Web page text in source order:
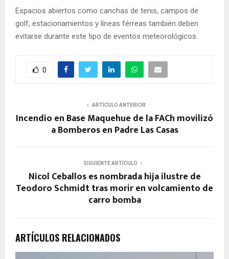
Espacios abiertos como canchas de tenis, campos de
golf, estacionamientos y líneas férreas también deben
evitarse durante este tipo de eventos meteorológicos.
0
ARTÍCULO ANTERIOR
Incendio en Base Maquehue de la FACh movilizó
a Bomberos en Padre Las Casas
SIGUIENTE ARTÍCULO
Nicol Ceballos es nombrada hija ilustre de
Teodoro Schmidt tras morir en volcamiento de
carro bomba
ARTÍCULOS RELACIONADOS